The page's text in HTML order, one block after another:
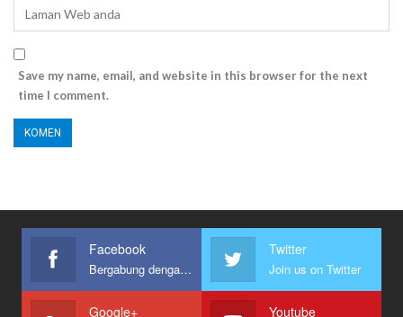
Save my name, email, and website in this browser for the next
time I comment.
Facebook
Bergabung dengan kami
Twitter
Join us on Twitter
Google+ Youtube